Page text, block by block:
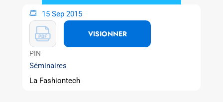
15 Sep 2015
VISIONNER
PIN
Séminaires
La Fashiontech